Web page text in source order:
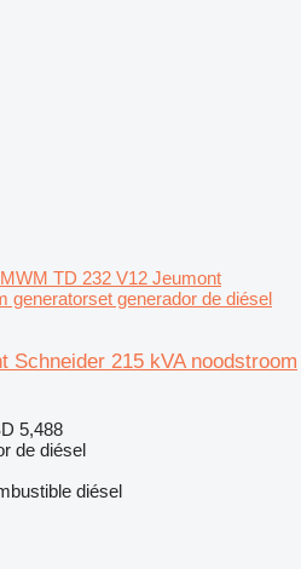
MWM TD 232 V12 Jeumont
generatorset generador de diésel
Schneider 215 kVA noodstroom
5,488
de diésel
diésel